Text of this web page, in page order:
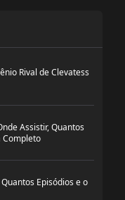
Rival de Clevatess
Assistir, Quantos
Completo
Episódios e o